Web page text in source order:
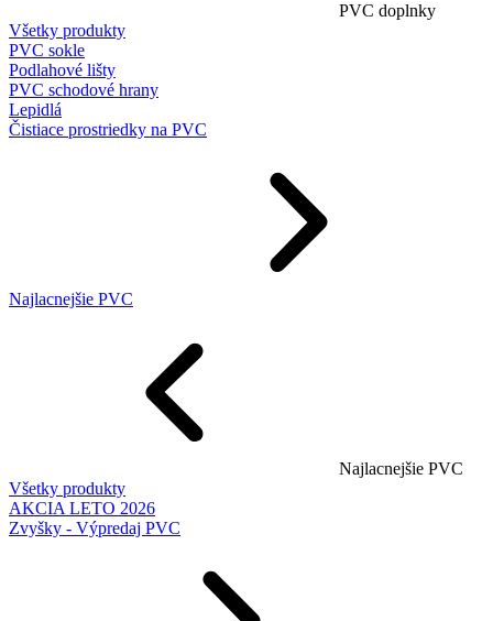
PVC doplnky
Všetky produkty
PVC sokle
Podlahové lišty
PVC schodové hrany
Lepidlá
Čistiace prostriedky na PVC
Najlacnejšie PVC
Najlacnejšie PVC
Všetky produkty
AKCIA LETO 2026
Zvyšky - Výpredaj PVC